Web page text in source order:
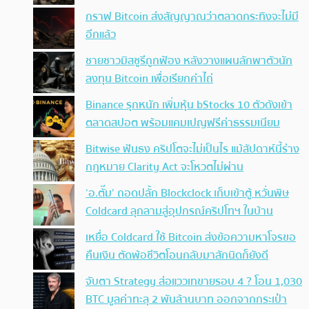
กราฟ Bitcoin ส่งสัญญาณว่าตลาดกระทิงจะไม่มี
อีกแล้ว
ชายชาวมิสซูรีถูกฟ้อง หลังวางแผนลักพาตัวนัก
ลงทุน Bitcoin เพื่อเรียกค่าไถ่
Binance รุกหนัก เพิ่มหุ้น bStocks 10 ตัวดังเข้า
ตลาดสปอต พร้อมแคมเปญฟรีค่าธรรมเนียม
Bitwise ฟันธง คริปโตจะไม่เป็นไร แม้สัปดาห์นี้ร่าง
กฎหมาย Clarity Act จะโหวตไม่ผ่าน
‘อ.ตั๊ม’ ถอดปลั้ก Blockclock เก็บเข้าตู้ หวั่นพิษ
Coldcard ลุกลามสู่อุปกรณ์คริปโทฯ ในบ้าน
เหยื่อ Coldcard ใช้ Bitcoin ส่งข้อความหาโจรขอ
คืนเงิน ตัดพ้อชีวิตโอนกลับมาสักนิดก็ยังดี
จับตา Strategy ส่อแววเทขายรอบ 4 ? โอน 1,030
BTC มูลค่าทะลุ 2 พันล้านบาท ออกจากกระเป๋า